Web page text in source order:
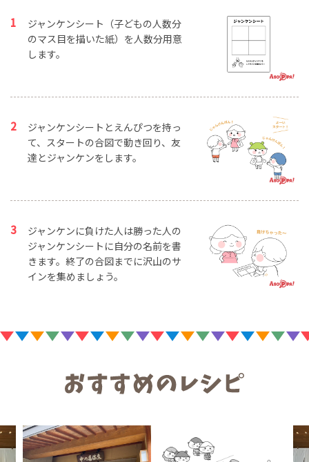
ジャンケンシート（子どもの人数分
のマス目を描いた紙）を人数分用意
します。
ジャンケンシートとえんぴつを持っ
て、スタートの合図で動き回り、友
達とジャンケンをします。
ジャンケンに負けた人は勝った人の
ジャンケンシートに自分の名前を書
きます。終了の合図までに沢山のサ
インを集めましょう。